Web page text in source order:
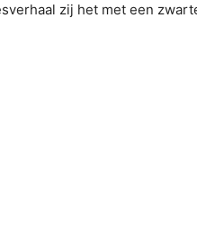
zij het met een